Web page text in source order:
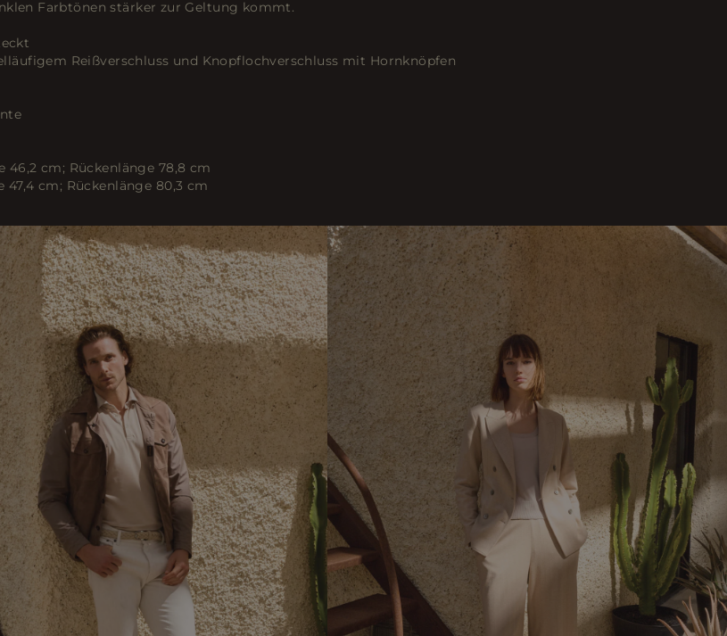
Farbtönen stärker zur Geltung kommt.
Reißverschluss und Knopflochverschluss mit Hornknöpfen
46,2 cm; Rückenlänge 78,8 cm
cm; Rückenlänge 80,3 cm